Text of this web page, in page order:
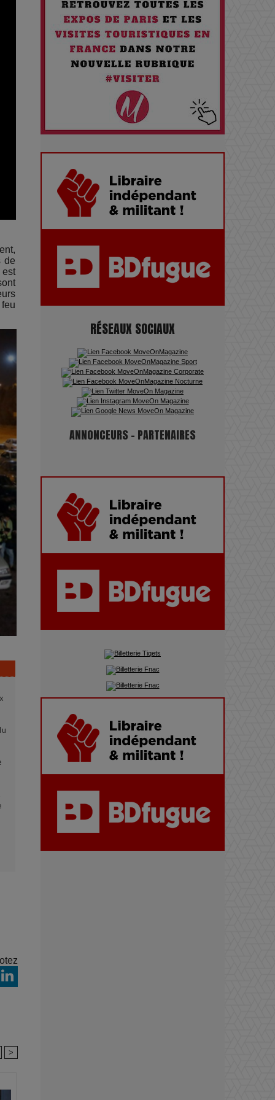
de
est
>
Pourquoi les Petites
Entreprises Créatives Deviennent
les Cibles des Hackers
Les 3 meilleures destinations
pour des vacances sportives !
Quand l'Opéra Rencontre l'IA :
Lola Volonakis, l'Artiste du
Paradoxe qui Chante le Futur
Chien 51 - Quand l’IA prend le
pouvoir : une plongée dans un
Maïra Kerey, la “voix d’or du
Kazakhstan”, célèbre ses 30 ans
de carrière à la Salle Gaveau
Les dessous de la fast fashion
: un désastre écologique en
chiffres
7 Techniques Secrètes des
Photographes de Stars
Adieu Jean-Pat : rire au bord
du précipice
Pharaonic Festival 2025 : 10
ans d’électro sous les
manquer
RÉSEAUX SOCIAUX
ANNONCEURS - PARTENAIRES